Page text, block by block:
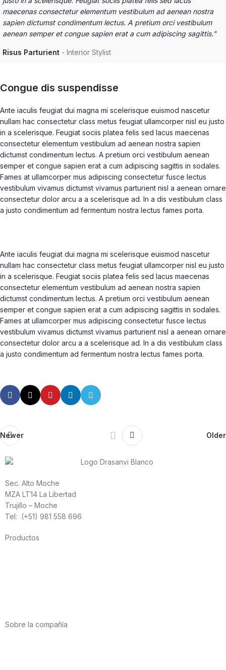
maecenas consectetur elementum vestibulum ad aenean nostra
sapien dictumst condimentum lectus. A pretium orci vestibulum
aenean semper et congue sapien erat a cum adipiscing sagittis."
Risus Parturient Interior Stylist
Congue dis suspendisse
Ante iaculis feugiat dui magna mi scelerisque euismod nascetur
nullam hac consectetur class metus feugiat ullamcorper nisl eu justo
in a scelerisque. Feugiat sociis platea felis sed lacus maecenas
consectetur elementum vestibulum ad aenean nostra sapien
dictumst condimentum lectus. A pretium orci vestibulum aenean
semper et congue sapien erat a cum adipiscing sagittis in sodales.
Fames at ullamcorper mus adipiscing consectetur fusce lectus
vestibulum vivamus dictumst vivamus parturient nisl a aenean ornare
consectetur dolor arcu a a scelerisque ad. In a dis vestibulum class
a justo condimentum ad fermentum nostra lectus fames porta.
Ante iaculis feugiat dui magna mi scelerisque euismod nascetur
nullam hac consectetur class metus feugiat ullamcorper nisl eu justo
in a scelerisque. Feugiat sociis platea felis sed lacus maecenas
consectetur elementum vestibulum ad aenean nostra sapien
dictumst condimentum lectus. A pretium orci vestibulum aenean
semper et congue sapien erat a cum adipiscing sagittis in sodales.
Fames at ullamcorper mus adipiscing consectetur fusce lectus
vestibulum vivamus dictumst vivamus parturient nisl a aenean ornare
consectetur dolor arcu a a scelerisque ad. In a dis vestibulum class
a justo condimentum ad fermentum nostra lectus fames porta.
Newer Older
Sec. Alto Moche
MZA LT14 La Libertad
Trujillo – Moche
Tel: (+51) 981 558 696
Productos
Sobre la compañía